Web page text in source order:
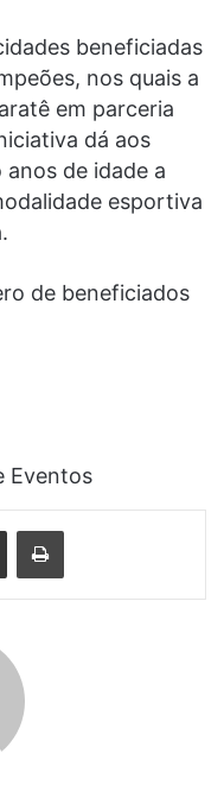
beneficiadas
nos quais a
em parceria
dá aos
de idade a
esportiva
de beneficiados
Eventos
Compartilhar via e-mail Imprimir